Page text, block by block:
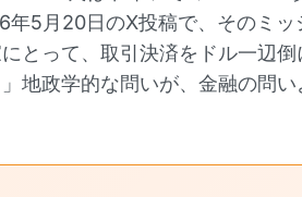
年5月20日のX投稿で、そのミ
とって、取引決済をドル一辺
地政学的な問いが、金融の問い